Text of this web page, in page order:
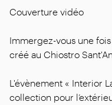
Couverture vidéo
Immergez-vous une
créé au Chiostro
L'évènement « Interior
collection pour